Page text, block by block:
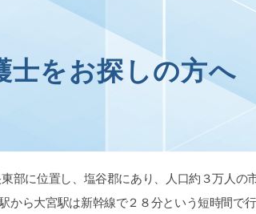
士をお探しの方へ
部に位置し、塩谷郡にあり、人口約３万人の
から大宮駅は新幹線で２８分という短時間で